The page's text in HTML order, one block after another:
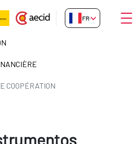
DE
FR-FR
COOPÉRATION